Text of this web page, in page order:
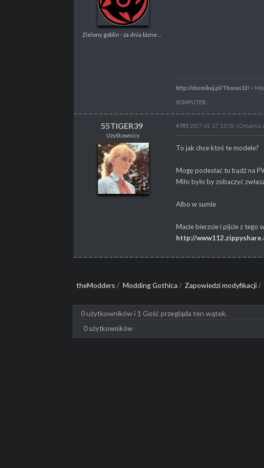
POSTY
6356
http://chomikuj.pl/Thorus12/ =
KOMPUTER:
55TIGER39
55TIGER39
Użytkownicy
Użytkownicy
#783 2017-01-27, 13:02 (Ostatnia
To jak chce ktoś te modele?
Mogę podesłać tu bądź na
Miło było by zobaczyć
Albo w sumie
Macie bierzcie i pijcie z tego
http://
theModders / Modding Gothica / Zapowiedzi modyfikacji/
0 użytkowników i 1 Gość przegląda ten wątek.
0 użytkowników